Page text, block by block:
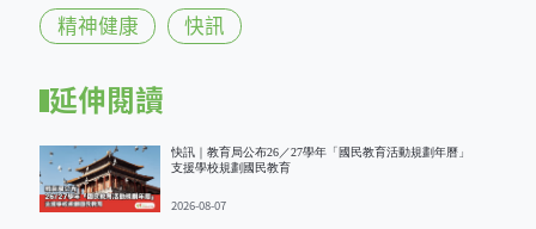
精神健康 快訊
延伸閱讀
快訊｜教育局公布26／27學年「國民教育活動規劃年曆」
支援學校規劃國民教育
2026-08-07